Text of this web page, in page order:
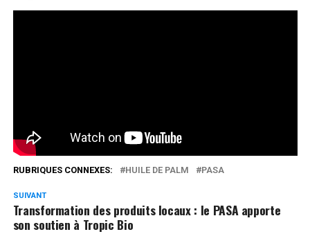
RUBRIQUES CONNEXES: HUILE DE PALM PASA
SUIVANT
Transformation des produits locaux : le PASA apporte
son soutien à Tropic Bio